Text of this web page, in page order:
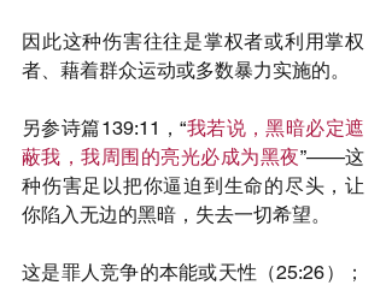
因此这种伤害往往是掌权者或利用掌权
者、藉着群众运动或多数暴力实施的。
另参诗篇139:11，“我若说，黑暗必定遮
蔽我，我周围的亮光必成为黑夜”——这
种伤害足以把你逼迫到生命的尽头，让
你陷入无边的黑暗，失去一切希望。
这是罪人竞争的本能或天性（25:26）；